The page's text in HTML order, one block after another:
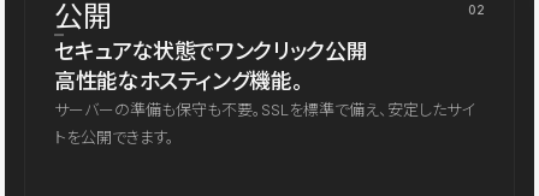
公開 02
セキュアな状態でワンクリック公開
高性能なホスティング機能。
サーバーの準備も保守も不要。SSLを標準で備え、安定したサイ
トを公開できます。